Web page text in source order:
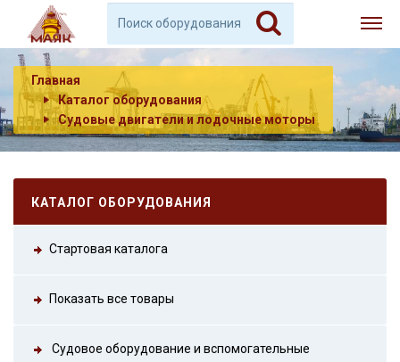
Главная
Каталог оборудования
Судовые двигатели и лодочные моторы
КАТАЛОГ ОБОРУДОВАНИЯ
Стартовая каталога
Показать все товары
Судовое оборудование и вспомогательные